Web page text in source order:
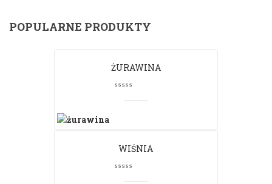
POPULARNE PRODUKTY
ŻURAWINA
WIŚNIA